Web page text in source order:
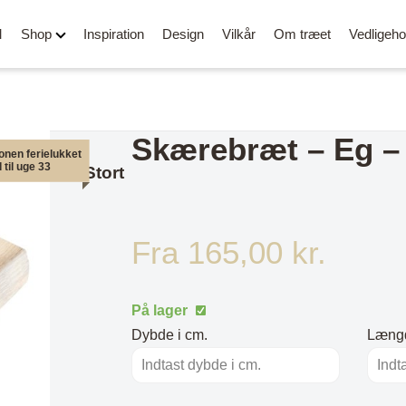
Shop
Stole med
Stole i PU læder
Barstole
Skærebrætter
Tøjstativer og
Inspiration Design Vilkår Om træet
ferielukket
til uge 33
Skærebræt – Eg –
Fra 165,00 kr.
På lager
Dybde i cm.
Stort